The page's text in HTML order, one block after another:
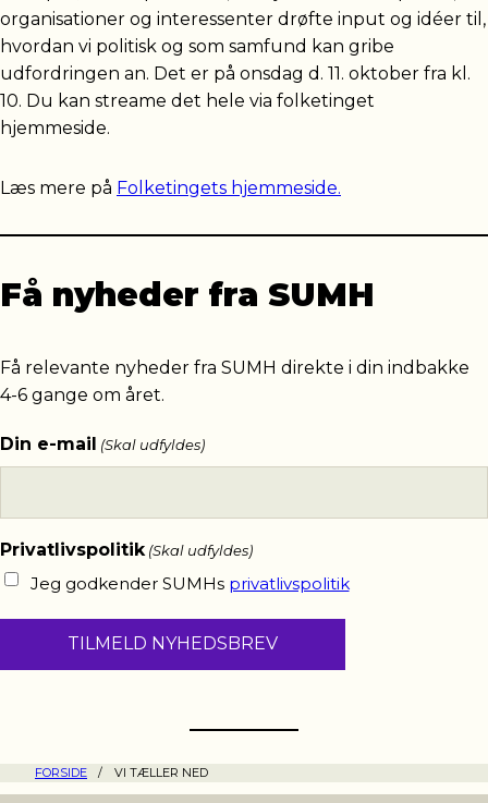
organisationer og interessenter drøfte input og idéer til,
hvordan vi politisk og som samfund kan gribe
udfordringen an. Det er på onsdag d. 11. oktober fra kl.
10. Du kan streame det hele via folketinget
hjemmeside.
Læs mere på Folketingets hjemmeside.
Få nyheder fra SUMH
Få relevante nyheder fra SUMH direkte i din indbakke
4-6 gange om året.
Din e-mail (Skal udfyldes)
Privatlivspolitik (Skal udfyldes)
Jeg godkender SUMHs privatlivspolitik
FORSIDE / VI TÆLLER NED